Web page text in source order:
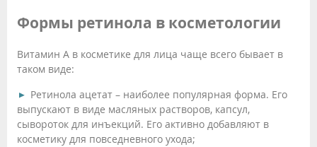
Формы ретинола в косметологии
Витамин А в косметике для лица чаще всего бывает в
таком виде:
Ретинола ацетат – наиболее популярная форма. Его
выпускают в виде масляных растворов, капсул,
сывороток для инъекций. Его активно добавляют в
косметику для повседневного ухода;